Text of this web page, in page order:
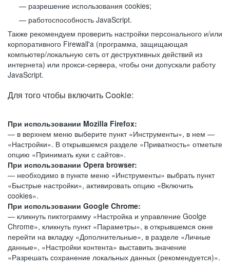
разрешение использования cookies;
работоспособность JavaScript.
Также рекомендуем проверить настройки персонального и/или
корпоративного Firewall'a (программа, защищающая
компьютер/локальную сеть от деструктивных действий из
интернета) или прокси-сервера, чтобы они допускали работу
JavaScript.
Для того чтобы включить Cookie:
При использовании Mozilla Firefox:
— в верхнем меню выберите пункт «Инструменты», в нем —
«Настройки». В открывшемся разделе «Приватность» отметьте
опцию «Принимать куки с сайтов».
При использовании Opera browser:
— необходимо в пункте меню «Инструменты» выбрать пункт
«Быстрые настройки», активировать опцию «Включить
cookies».
При использовании Google Chrome:
— кликнуть пиктограмму «Настройка и управление Goolge
Chrome», кликнуть пункт «Параметры», в открывшемся окне
перейти на вкладку «Дополнительные», в разделе «Личные
данные», «Настройки контента» выставить значение
«Разрешать сохранение локальных данных (рекомендуется)».